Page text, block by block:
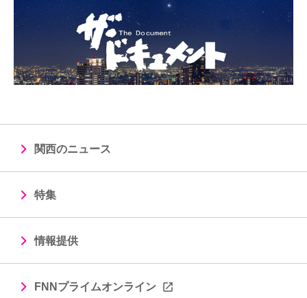
関西のニュース
特集
情報提供
FNNプライムオンライン